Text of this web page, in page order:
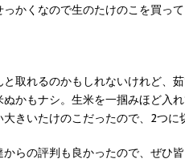
かくなので生のたけのこを買っ
取れるのかもしれないけれど、
かもナシ。生米を一掴みほど入
きいたけのこだったので、2つに
らの評判も良かったので、ぜひ皆